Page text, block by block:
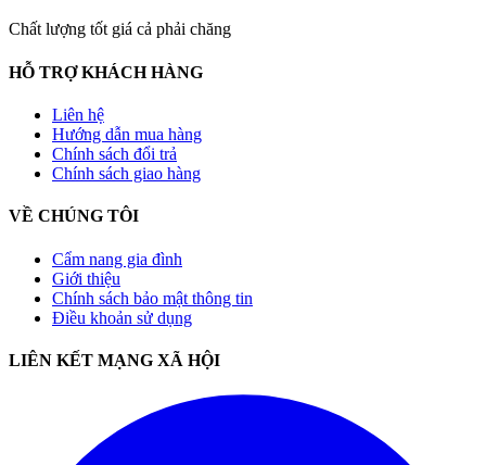
Chất lượng tốt giá cả phải chăng
HỖ TRỢ KHÁCH HÀNG
Liên hệ
Hướng dẫn mua hàng
Chính sách đổi trả
Chính sách giao hàng
VỀ CHÚNG TÔI
Cẩm nang gia đình
Giới thiệu
Chính sách bảo mật thông tin
Điều khoản sử dụng
LIÊN KẾT MẠNG XÃ HỘI